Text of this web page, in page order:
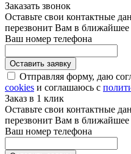
Заказать звонок
Оставьте свои контактные
перезвонит Вам в ближайшее
Ваш номер телефона
Отправляя форму, даю
cookies и соглашаюсь с
Заказ в 1 клик
Оставьте свои контактные
перезвонит Вам в ближайшее
Ваш номер телефона